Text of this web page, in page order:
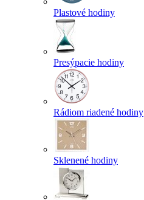
Plastové hodiny
Presýpacie hodiny
Rádiom riadené hodiny
Sklenené hodiny